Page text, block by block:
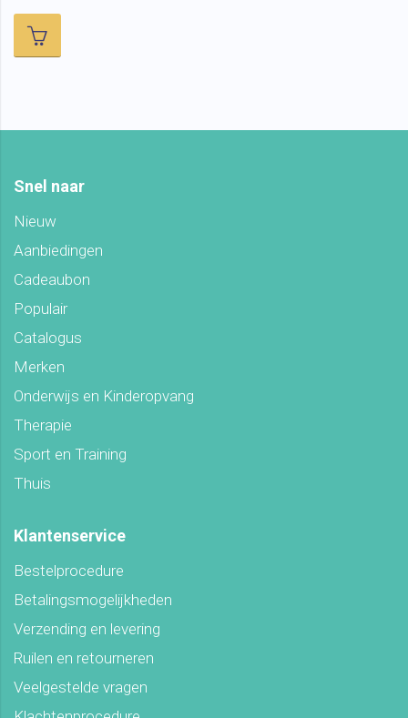
Snel naar
Nieuw
Aanbiedingen
Cadeaubon
Populair
Catalogus
Merken
Onderwijs en Kinderopvang
Therapie
Sport en Training
Thuis
Klantenservice
Bestelprocedure
Betalingsmogelijkheden
Verzending en levering
Ruilen en retourneren
Veelgestelde vragen